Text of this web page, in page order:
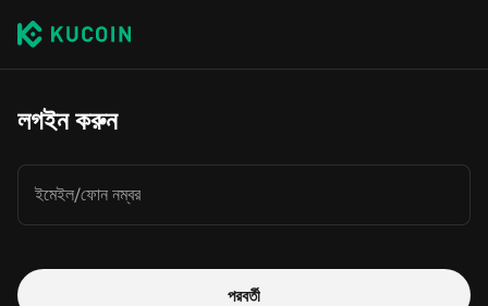
লগইন করুন
ইমেইল/ফোন নম্বর
পরবর্তী